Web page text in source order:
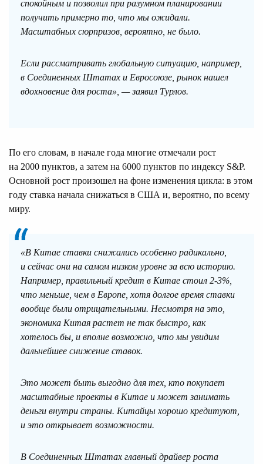
спокойным и позволил при разумном планировании
получить примерно то, что мы ожидали.
Масштабных сюрпризов, вероятно, не было.
Если рассматривать глобальную ситуацию, например,
в Соединенных Штатах и Евросоюзе, рынок нашел
вдохновение для роста», — заявил Турлов.
По его словам, в начале года многие отмечали рост
на 2000 пунктов, а затем на 6000 пунктов по индексу S&P.
Основной рост произошел на фоне изменения цикла: в этом
году ставка начала снижаться в США и, вероятно, по всему
миру.
«В Китае ставки снижались особенно радикально,
и сейчас они на самом низком уровне за всю историю.
Например, правильный кредит в Китае стоил 2-3%,
что меньше, чем в Европе, хотя долгое время ставки
вообще были отрицательными. Несмотря на это,
экономика Китая растет не так быстро, как
хотелось бы, и вполне возможно, что мы увидим
дальнейшее снижение ставок.
Это может быть выгодно для тех, кто покупает
масштабные проекты в Китае и может занимать
деньги внутри страны. Китайцы хорошо кредитуют,
и это открывает возможности.
В Соединенных Штатах главный драйвер роста